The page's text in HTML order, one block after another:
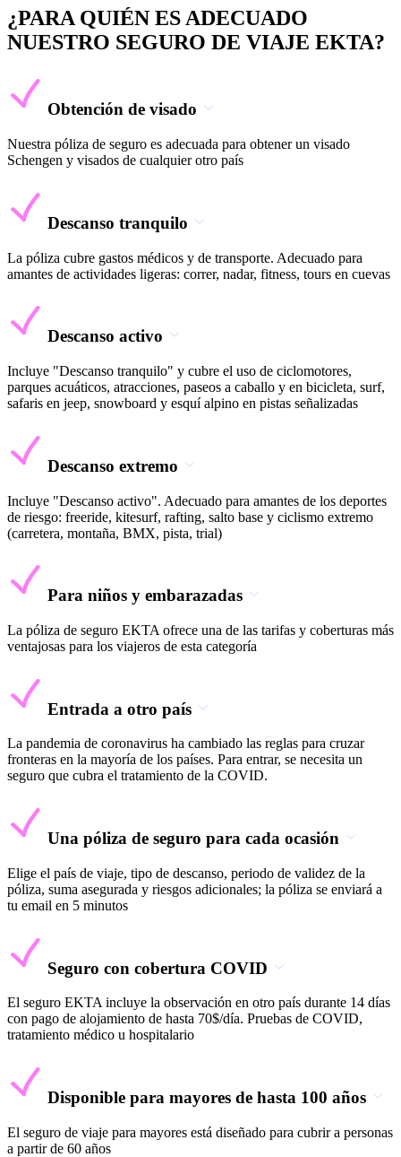
¿PARA QUIÉN ES ADECUADO
NUESTRO SEGURO DE VIAJE EKTA?
Obtención de visado
Nuestra póliza de seguro es adecuada para obtener un visado
Schengen y visados de cualquier otro país
Descanso tranquilo
La póliza cubre gastos médicos y de transporte. Adecuado para
amantes de actividades ligeras: correr, nadar, fitness, tours en cuevas
Descanso activo
Incluye "Descanso tranquilo" y cubre el uso de ciclomotores,
parques acuáticos, atracciones, paseos a caballo y en bicicleta, surf,
safaris en jeep, snowboard y esquí alpino en pistas señalizadas
Descanso extremo
Incluye "Descanso activo". Adecuado para amantes de los deportes
de riesgo: freeride, kitesurf, rafting, salto base y ciclismo extremo
(carretera, montaña, BMX, pista, trial)
Para niños y embarazadas
La póliza de seguro EKTA ofrece una de las tarifas y coberturas más
ventajosas para los viajeros de esta categoría
Entrada a otro país
La pandemia de coronavirus ha cambiado las reglas para cruzar
fronteras en la mayoría de los países. Para entrar, se necesita un
seguro que cubra el tratamiento de la COVID.
Una póliza de seguro para cada ocasión
Elige el país de viaje, tipo de descanso, periodo de validez de la
póliza, suma asegurada y riesgos adicionales; la póliza se enviará a
tu email en 5 minutos
Seguro con cobertura COVID
El seguro EKTA incluye la observación en otro país durante 14 días
con pago de alojamiento de hasta 70$/día. Pruebas de COVID,
tratamiento médico u hospitalario
Disponible para mayores de hasta 100 años
El seguro de viaje para mayores está diseñado para cubrir a personas
a partir de 60 años